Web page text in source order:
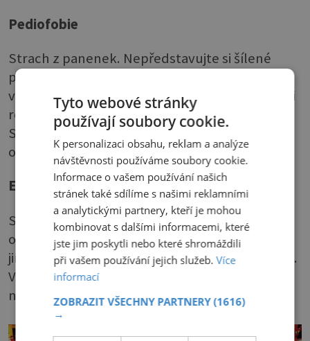
Pediofobie
Strach z panenek. Nepředstavujte si šílené
panenky z hororů, tento strach zahrnuje
všechny uměle vytvořené bytosti, spadají sem i
roboti a nejrůznější postavičky a figuríny. Podle
Sigmunda Freuda panika z panenek pramení z
obav, že se mohou probudit k životu.
Eisoptrofobie
Strach ze zrcadel. Postižení mají šílené
obavy pohlédnout do zrcadla. V podvědomí se
jim totiž objevují představy o světě za zrcadlem.
Věří, že se přes zrcadlo dá komunikovat s
nadpřirozeným světem.
Tyto webové stránky
používají soubory cookie.
K personalizaci obsahu, reklam a analýze
návštěvnosti používáme soubory cookie.
Informace o vašem používání našich
stránek také sdílíme s našimi reklamními
a analytickými partnery, kteří je mohou
kombinovat s dalšími informacemi, které
jste jim poskytli nebo které shromáždili
při vašem používání jejich služeb.Více
informací
ZOBRAZIT VŠECHNY PARTNERY(1616)
→